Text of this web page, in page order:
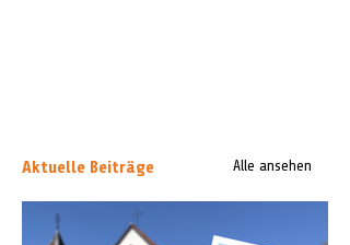
Aktuelle Beiträge Alle ansehen